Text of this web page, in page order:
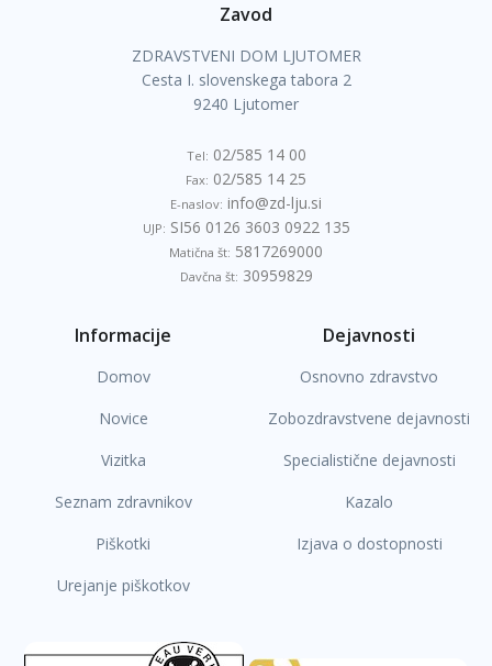
Zavod
ZDRAVSTVENI DOM LJUTOMER
Cesta I. slovenskega tabora 2
9240 Ljutomer
Tel: 02/585 14 00
Fax: 02/585 14 25
E-naslov: info@zd-lju.si
UJP: SI56 0126 3603 0922 135
Matična št: 5817269000
Davčna št: 30959829
Informacije
Domov
Novice
Vizitka
Seznam zdravnikov
Piškotki
Urejanje piškotkov
Dejavnosti
Osnovno zdravstvo
Zobozdravstvene dejavnosti
Specialistične dejavnosti
Kazalo
Izjava o dostopnosti